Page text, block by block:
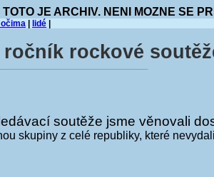
JE ARCHIV. NENI MOZNE SE
lidé
rockové
soutěže jsme věnovali
skupiny z celé republiky, které